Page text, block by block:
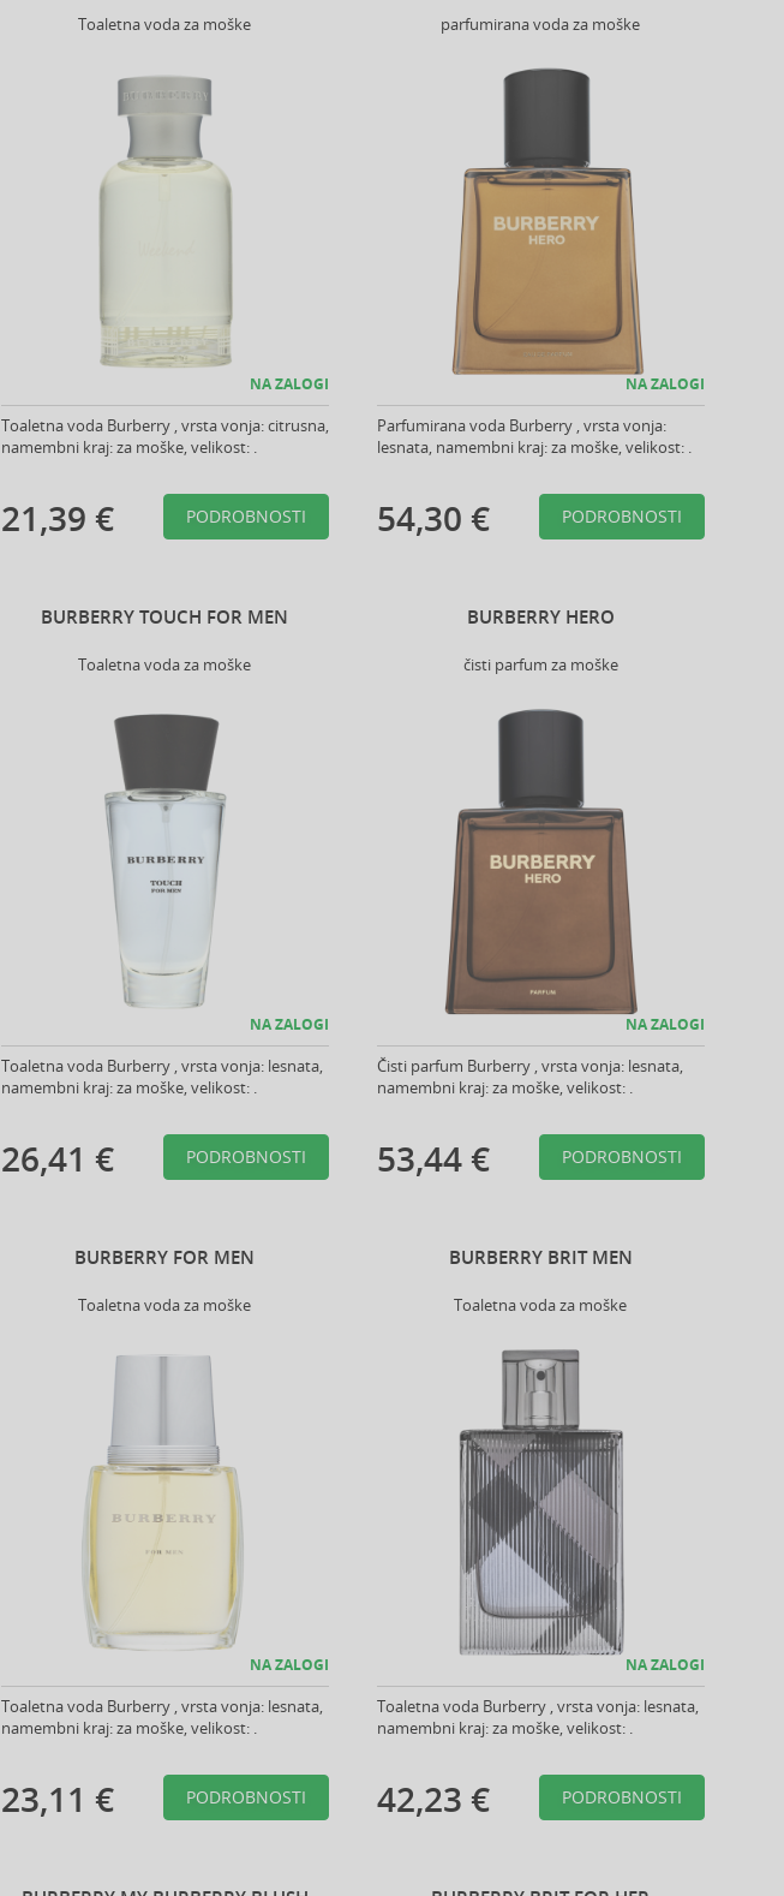
Toaletna voda za moške
NA ZALOGI
Toaletna voda Burberry , vrsta vonja: citrusna,
namembni kraj: za moške, velikost: .
21,39 € PODROBNOSTI
parfumirana voda za moške
NA ZALOGI
Parfumirana voda Burberry , vrsta vonja:
lesnata, namembni kraj: za moške, velikost: .
54,30 € PODROBNOSTI
BURBERRY TOUCH FOR MEN
Toaletna voda za moške
NA ZALOGI
Toaletna voda Burberry , vrsta vonja: lesnata,
namembni kraj: za moške, velikost: .
26,41 € PODROBNOSTI
BURBERRY HERO
čisti parfum za moške
NA ZALOGI
Čisti parfum Burberry , vrsta vonja: lesnata,
namembni kraj: za moške, velikost: .
53,44 € PODROBNOSTI
BURBERRY FOR MEN
Toaletna voda za moške
NA ZALOGI
Toaletna voda Burberry , vrsta vonja: lesnata,
namembni kraj: za moške, velikost: .
23,11 € PODROBNOSTI
BURBERRY BRIT MEN
Toaletna voda za moške
NA ZALOGI
Toaletna voda Burberry , vrsta vonja: lesnata,
namembni kraj: za moške, velikost: .
42,23 € PODROBNOSTI